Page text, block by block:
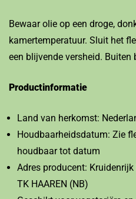
Bewaar olie op een droge,
kamertemperatuur. Sluit het
een blijvende versheid. Buiten
Productinformatie
Land van herkomst:
Houdbaarheidsdatum: Zie
houdbaar tot datum
Adres producent:
TK HAAREN (NB)